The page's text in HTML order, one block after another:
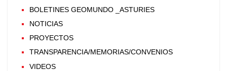
BOLETINES GEOMUNDO _ASTURIES
NOTICIAS
PROYECTOS
TRANSPARENCIA/MEMORIAS/CONVENIOS
VIDEOS